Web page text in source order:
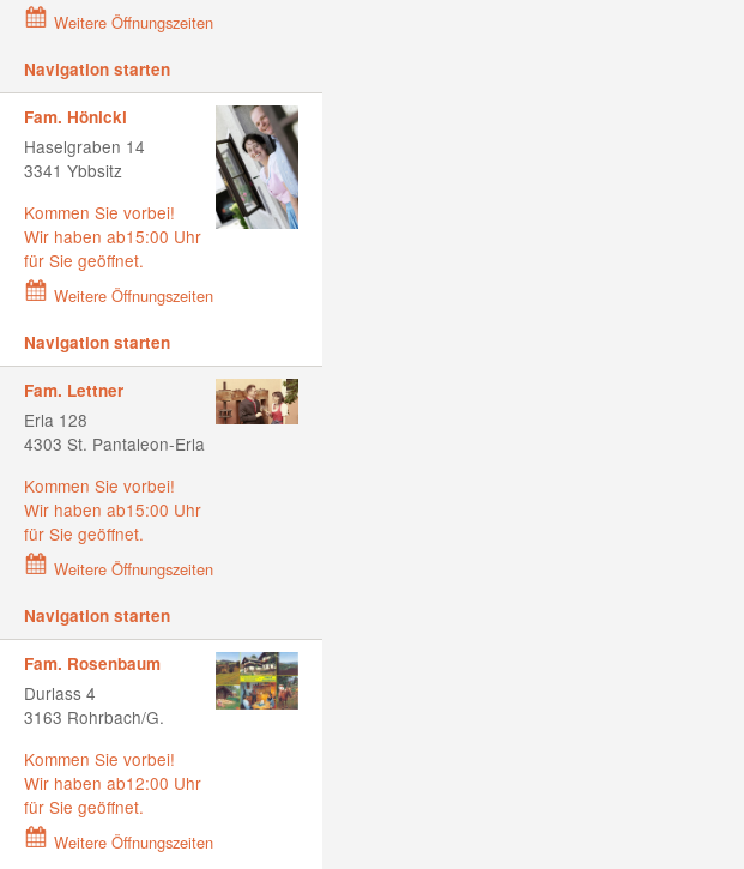
Weitere Öffnungszeiten
Navigation starten
Fam. Hönickl
Haselgraben 14
3341 Ybbsitz
Kommen Sie vorbei!
Wir haben ab15:00 Uhr
für Sie geöffnet.
Weitere Öffnungszeiten
Navigation starten
Fam. Lettner
Erla 128
4303 St. Pantaleon-Erla
Kommen Sie vorbei!
Wir haben ab15:00 Uhr
für Sie geöffnet.
Weitere Öffnungszeiten
Navigation starten
Fam. Rosenbaum
Durlass 4
3163 Rohrbach/G.
Kommen Sie vorbei!
Wir haben ab12:00 Uhr
für Sie geöffnet.
Weitere Öffnungszeiten